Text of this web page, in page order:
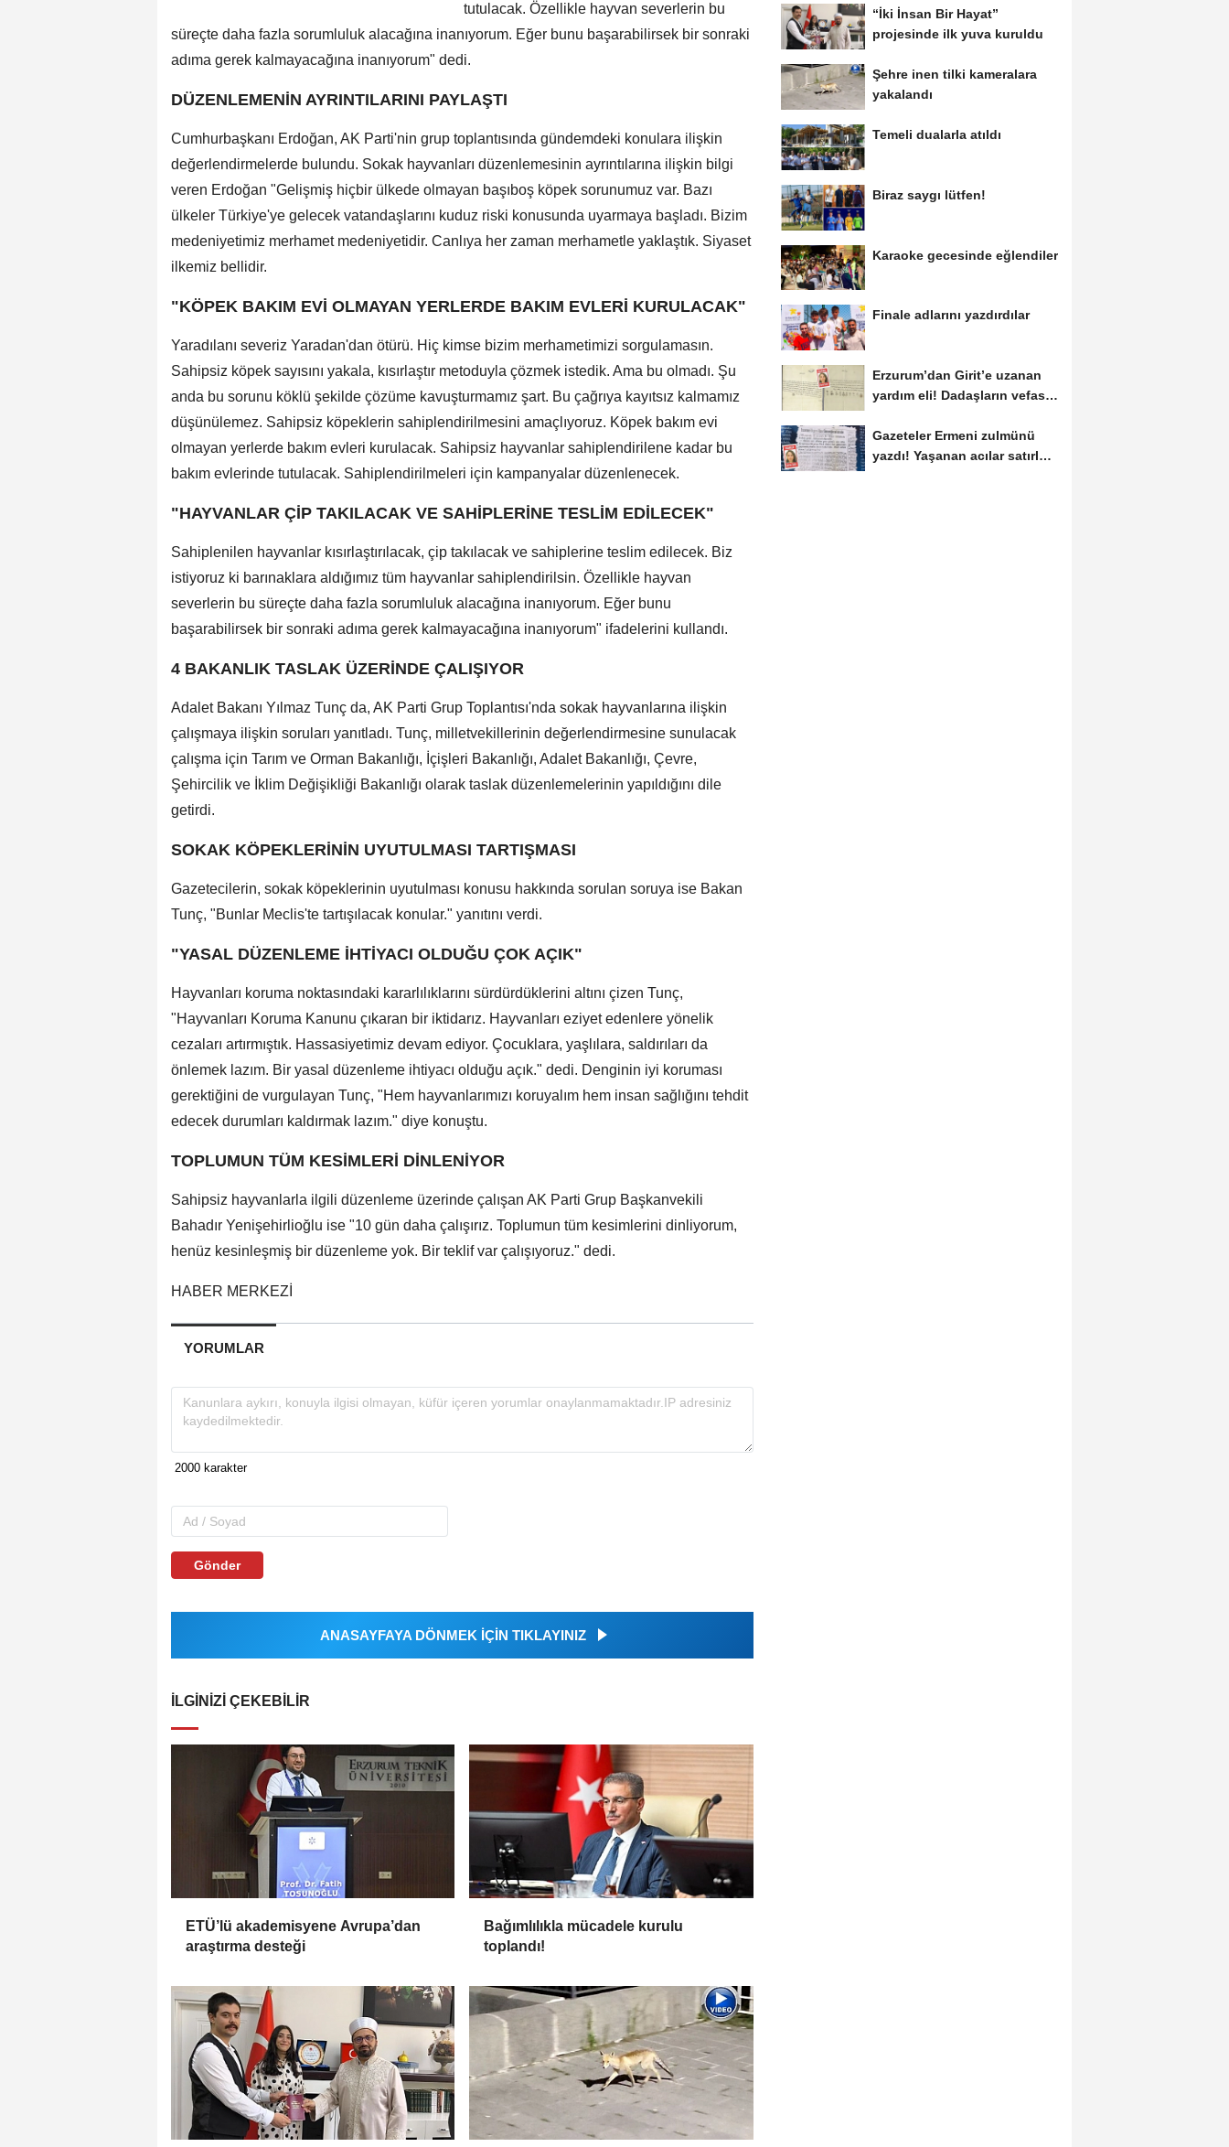
tutulacak. Özellikle hayvan severlerin bu
süreçte daha fazla sorumluluk alacağına inanıyorum. Eğer bunu başarabilirsek bir sonraki
adıma gerek kalmayacağına inanıyorum" dedi.
DÜZENLEMENİN AYRINTILARINI PAYLAŞTI
Cumhurbaşkanı Erdoğan, AK Parti'nin grup toplantısında gündemdeki konulara ilişkin
değerlendirmelerde bulundu. Sokak hayvanları düzenlemesinin ayrıntılarına ilişkin bilgi
veren Erdoğan "Gelişmiş hiçbir ülkede olmayan başıboş köpek sorunumuz var. Bazı
ülkeler Türkiye'ye gelecek vatandaşlarını kuduz riski konusunda uyarmaya başladı. Bizim
medeniyetimiz merhamet medeniyetidir. Canlıya her zaman merhametle yaklaştık. Siyaset
ilkemiz bellidir.
"KÖPEK BAKIM EVİ OLMAYAN YERLERDE BAKIM EVLERİ KURULACAK"
Yaradılanı severiz Yaradan'dan ötürü. Hiç kimse bizim merhametimizi sorgulamasın.
Sahipsiz köpek sayısını yakala, kısırlaştır metoduyla çözmek istedik. Ama bu olmadı. Şu
anda bu sorunu köklü şekilde çözüme kavuşturmamız şart. Bu çağrıya kayıtsız kalmamız
düşünülemez. Sahipsiz köpeklerin sahiplendirilmesini amaçlıyoruz. Köpek bakım evi
olmayan yerlerde bakım evleri kurulacak. Sahipsiz hayvanlar sahiplendirilene kadar bu
bakım evlerinde tutulacak. Sahiplendirilmeleri için kampanyalar düzenlenecek.
"HAYVANLAR ÇİP TAKILACAK VE SAHİPLERİNE TESLİM EDİLECEK"
Sahiplenilen hayvanlar kısırlaştırılacak, çip takılacak ve sahiplerine teslim edilecek. Biz
istiyoruz ki barınaklara aldığımız tüm hayvanlar sahiplendirilsin. Özellikle hayvan
severlerin bu süreçte daha fazla sorumluluk alacağına inanıyorum. Eğer bunu
başarabilirsek bir sonraki adıma gerek kalmayacağına inanıyorum" ifadelerini kullandı.
4 BAKANLIK TASLAK ÜZERİNDE ÇALIŞIYOR
Adalet Bakanı Yılmaz Tunç da, AK Parti Grup Toplantısı'nda sokak hayvanlarına ilişkin
çalışmaya ilişkin soruları yanıtladı. Tunç, milletvekillerinin değerlendirmesine sunulacak
çalışma için Tarım ve Orman Bakanlığı, İçişleri Bakanlığı, Adalet Bakanlığı, Çevre,
Şehircilik ve İklim Değişikliği Bakanlığı olarak taslak düzenlemelerinin yapıldığını dile
getirdi.
SOKAK KÖPEKLERİNİN UYUTULMASI TARTIŞMASI
Gazetecilerin, sokak köpeklerinin uyutulması konusu hakkında sorulan soruya ise Bakan
Tunç, "Bunlar Meclis'te tartışılacak konular." yanıtını verdi.
"YASAL DÜZENLEME İHTİYACI OLDUĞU ÇOK AÇIK"
Hayvanları koruma noktasındaki kararlılıklarını sürdürdüklerini altını çizen Tunç,
"Hayvanları Koruma Kanunu çıkaran bir iktidarız. Hayvanları eziyet edenlere yönelik
cezaları artırmıştık. Hassasiyetimiz devam ediyor. Çocuklara, yaşlılara, saldırıları da
önlemek lazım. Bir yasal düzenleme ihtiyacı olduğu açık." dedi. Denginin iyi koruması
gerektiğini de vurgulayan Tunç, "Hem hayvanlarımızı koruyalım hem insan sağlığını tehdit
edecek durumları kaldırmak lazım." diye konuştu.
TOPLUMUN TÜM KESİMLERİ DİNLENİYOR
Sahipsiz hayvanlarla ilgili düzenleme üzerinde çalışan AK Parti Grup Başkanvekili
Bahadır Yenişehirlioğlu ise "10 gün daha çalışırız. Toplumun tüm kesimlerini dinliyorum,
henüz kesinleşmiş bir düzenleme yok. Bir teklif var çalışıyoruz." dedi.
HABER MERKEZİ
YORUMLAR
Gönder
ANASAYFAYA DÖNMEK İÇİN TIKLAYINIZ
İLGINIZI ÇEKEBILIR
ETÜ’lü akademisyene Avrupa’dan
araştırma desteği
Bağımlılıkla mücadele kurulu
toplandı!
“İki İnsan Bir Hayat”
projesinde ilk yuva kuruldu
Şehre inen tilki kameralara
yakalandı
Temeli dualarla atıldı
Biraz saygı lütfen!
Karaoke gecesinde eğlendiler
Finale adlarını yazdırdılar
Erzurum’dan Girit’e uzanan
yardım eli! Dadaşların vefası
Gazeteler Ermeni zulmünü
yazdı! Yaşanan acılar satırlara